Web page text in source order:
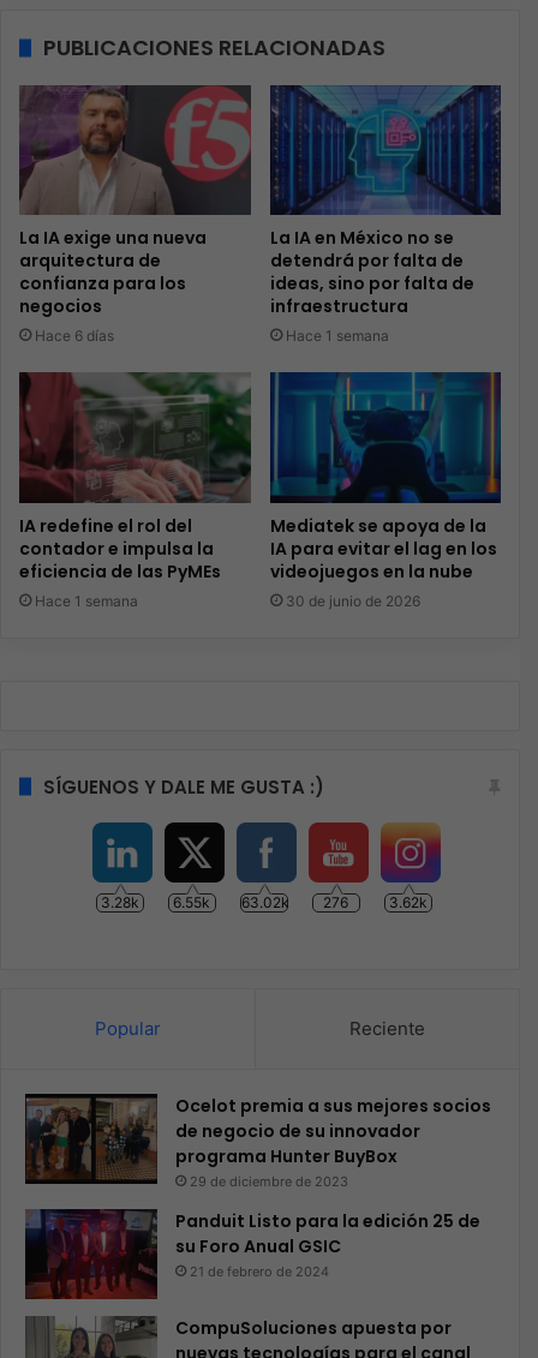
PUBLICACIONES RELACIONADAS
La IA exige una nueva
arquitectura de
confianza para los
negocios
Hace 6 días
La IA en México no se
detendrá por falta de
ideas, sino por falta de
infraestructura
Hace 1 semana
IA redefine el rol del
contador e impulsa la
eficiencia de las PyMEs
Hace 1 semana
Mediatek se apoya de la
IA para evitar el lag en los
videojuegos en la nube
30 de junio de 2026
SÍGUENOS Y DALE ME GUSTA :)
3.28k 6.55k 63.02k 276 3.62k
Popular Reciente
Ocelot premia a sus mejores socios
de negocio de su innovador
programa Hunter BuyBox
29 de diciembre de 2023
Panduit Listo para la edición 25 de
su Foro Anual GSIC
21 de febrero de 2024
CompuSoluciones apuesta por
nuevas tecnologías para el canal